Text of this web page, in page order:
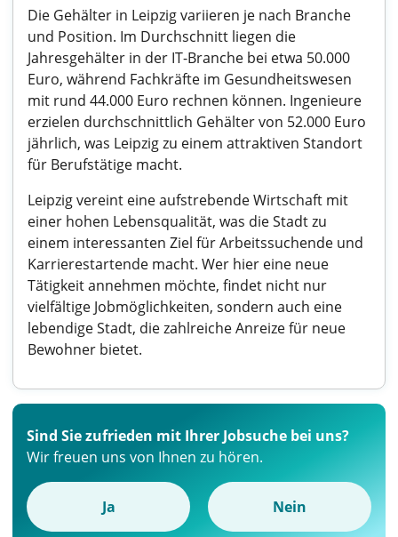
Die Gehälter in Leipzig variieren je nach Branche
und Position. Im Durchschnitt liegen die
Jahresgehälter in der IT-Branche bei etwa 50.000
Euro, während Fachkräfte im Gesundheitswesen
mit rund 44.000 Euro rechnen können. Ingenieure
erzielen durchschnittlich Gehälter von 52.000 Euro
jährlich, was Leipzig zu einem attraktiven Standort
für Berufstätige macht.
Leipzig vereint eine aufstrebende Wirtschaft mit
einer hohen Lebensqualität, was die Stadt zu
einem interessanten Ziel für Arbeitssuchende und
Karrierestartende macht. Wer hier eine neue
Tätigkeit annehmen möchte, findet nicht nur
vielfältige Jobmöglichkeiten, sondern auch eine
lebendige Stadt, die zahlreiche Anreize für neue
Bewohner bietet.
Sind Sie zufrieden mit Ihrer Jobsuche bei uns?
Wir freuen uns von Ihnen zu hören.
Ja Nein